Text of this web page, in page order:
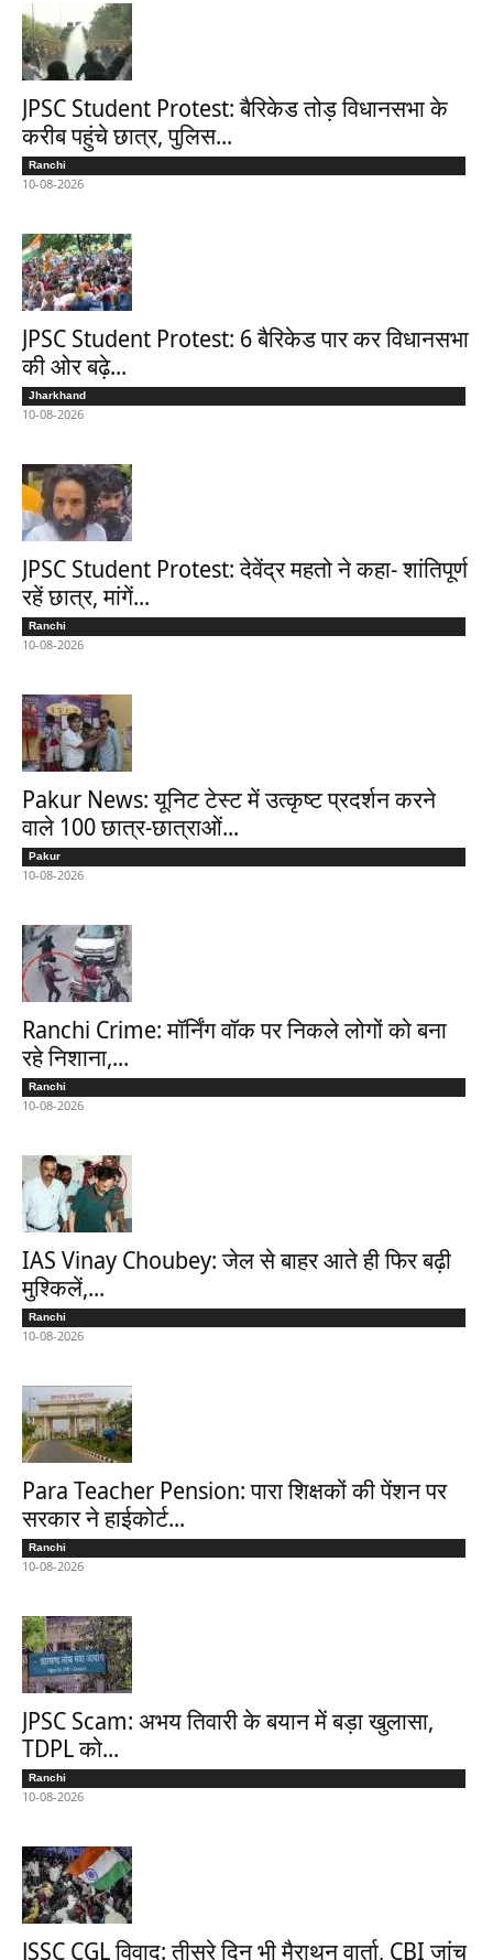
JPSC Student Protest: बैरिकेड तोड़ विधानसभा के
करीब पहुंचे छात्र, पुलिस...
Ranchi
10-08-2026
JPSC Student Protest: 6 बैरिकेड पार कर विधानसभा
की ओर बढ़े...
Jharkhand
10-08-2026
JPSC Student Protest: देवेंद्र महतो ने कहा- शांतिपूर्ण
रहें छात्र, मांगें...
Ranchi
10-08-2026
Pakur News: यूनिट टेस्ट में उत्कृष्ट प्रदर्शन करने
वाले 100 छात्र-छात्राओं...
Pakur
10-08-2026
Ranchi Crime: मॉर्निंग वॉक पर निकले लोगों को बना
रहे निशाना,...
Ranchi
10-08-2026
IAS Vinay Choubey: जेल से बाहर आते ही फिर बढ़ी
मुश्किलें,...
Ranchi
10-08-2026
Para Teacher Pension: पारा शिक्षकों की पेंशन पर
सरकार ने हाईकोर्ट...
Ranchi
10-08-2026
JPSC Scam: अभय तिवारी के बयान में बड़ा खुलासा,
TDPL को...
Ranchi
10-08-2026
JSSC CGL विवाद: तीसरे दिन भी मैराथन वार्ता, CBI जांच